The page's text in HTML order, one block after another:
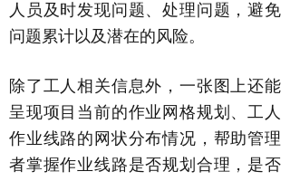
人员及时发现问题、处理问题，避免
问题累计以及潜在的风险。
除了工人相关信息外，一张图上还能
呈现项目当前的作业网格规划、工人
作业线路的网状分布情况，帮助管理
者掌握作业线路是否规划合理，是否